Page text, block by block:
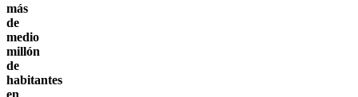
más
de
medio
millón
de
habitantes